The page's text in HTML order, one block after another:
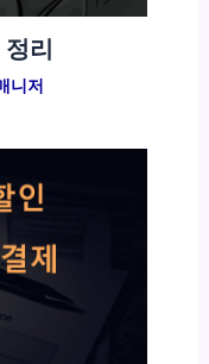
리
니저